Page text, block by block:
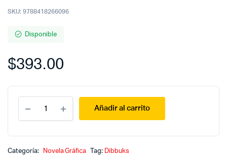
SKU: 9788418266096
Disponible
$393.00
quantity
Añadir al carrito
Categoría: Novela Gráfica Tag: Dibbuks